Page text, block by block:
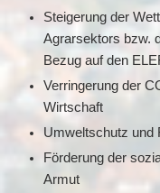
Steigerung der
Agrarsektors bzw.
Bezug auf den
Verringerung der
Wirtschaft
Umweltschutz und
Förderung der
Armut